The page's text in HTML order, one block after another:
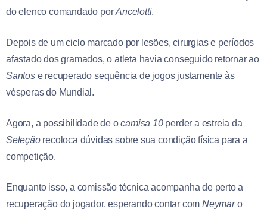
do elenco comandado porAncelotti.
Depois de um ciclo marcado por lesões, cirurgias e períodos
afastado dos gramados, o atleta havia conseguido retornar ao
Santose recuperado sequência de jogos justamente às
vésperas do Mundial.
Agora, a possibilidade de ocamisa 10perder a estreia da
Seleçãorecoloca dúvidas sobre sua condição física para a
competição.
Enquanto isso, a comissão técnica acompanha de perto a
recuperação do jogador, esperando contar com Neymaro